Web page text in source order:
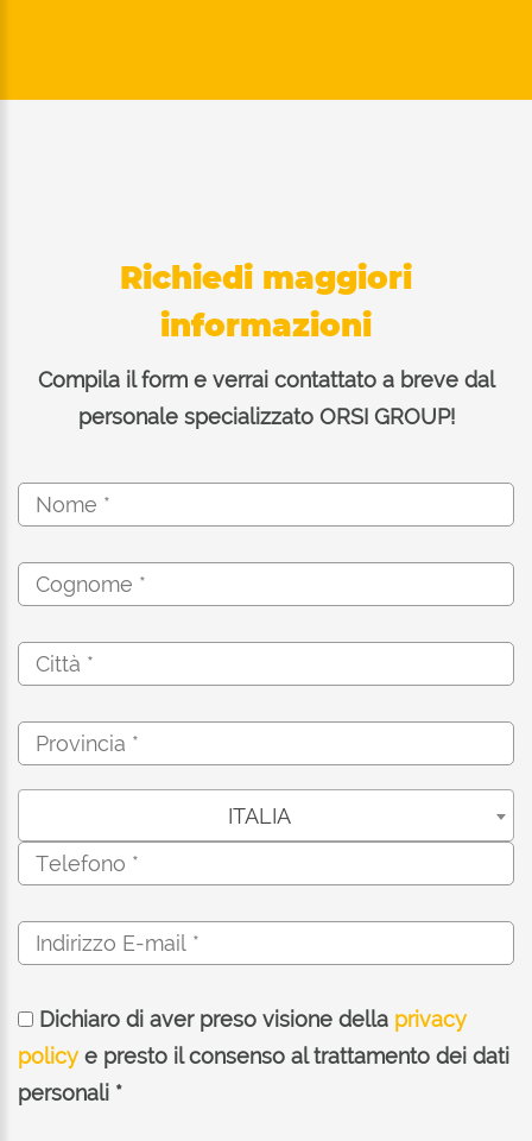
Richiedi maggiori
informazioni
Compila il form e verrai contattato a breve dal
personale specializzato ORSI GROUP!
ITALIA
Dichiaro di aver preso visione della privacy
policye presto il consenso al trattamento dei dati
personali *